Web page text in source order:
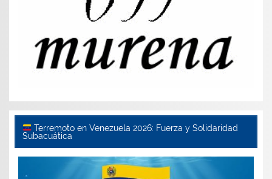
Terremoto en Venezuela 2026: Fuerza y Solidaridad
Subacuática